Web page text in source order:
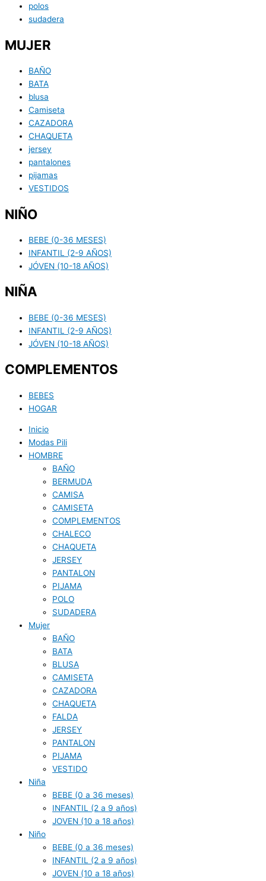
polos
sudadera
MUJER
BAÑO
BATA
blusa
Camiseta
CAZADORA
CHAQUETA
jersey
pantalones
pijamas
VESTIDOS
NIÑO
BEBE (0-36 MESES)
INFANTIL (2-9 AÑOS)
JÓVEN (10-18 AÑOS)
NIÑA
BEBE (0-36 MESES)
INFANTIL (2-9 AÑOS)
JÓVEN (10-18 AÑOS)
COMPLEMENTOS
BEBES
HOGAR
Inicio
Modas Pili
HOMBRE
BAÑO
BERMUDA
CAMISA
CAMISETA
COMPLEMENTOS
CHALECO
CHAQUETA
JERSEY
PANTALON
PIJAMA
POLO
SUDADERA
Mujer
BAÑO
BATA
BLUSA
CAMISETA
CAZADORA
CHAQUETA
FALDA
JERSEY
PANTALON
PIJAMA
VESTIDO
Niña
BEBE (0 a 36 meses)
INFANTIL (2 a 9 años)
JOVEN (10 a 18 años)
Niño
BEBE (0 a 36 meses)
INFANTIL (2 a 9 años)
JOVEN (10 a 18 años)